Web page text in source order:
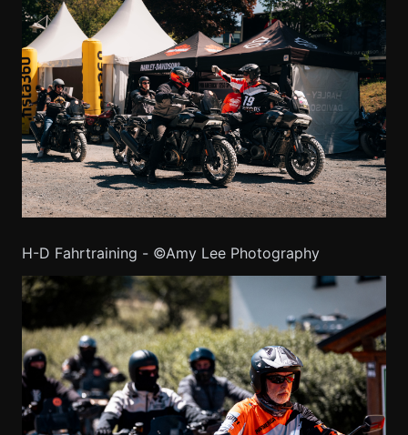
H-D Fahrtraining - ©Amy Lee Photography